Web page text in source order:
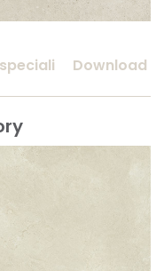
Download